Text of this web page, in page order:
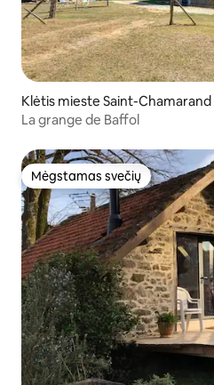
Klėtis mieste Saint-Chamarand
La grange de Baffol
Mėgstamas svečių
Mėgstamas svečių